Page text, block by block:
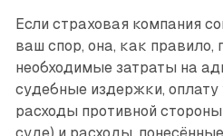
Если страховая компания
ваш спор, она, как правило,
необходимые затраты на
судебные издержки, оплату
расходы противной
суде) и расходы,